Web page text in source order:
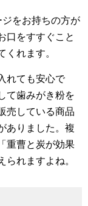
をお持ちの方が
口をすすぐこと
くれます。
れても安心で
て歯みがき粉を
売している商品
ありました。複
重曹と炭が効果
れますよね。